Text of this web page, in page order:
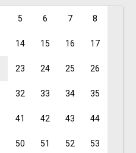
5 6 7 8
14 15 16 17
23 24 25 26
32 33 34 35
41 42 43 44
50 51 52 53